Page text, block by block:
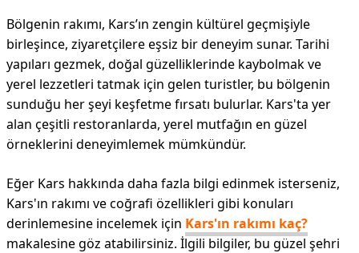
Bölgenin rakımı, Kars’ın zengin kültürel geçmişiyle
birleşince, ziyaretçilere eşsiz bir deneyim sunar. Tarihi
yapıları gezmek, doğal güzelliklerinde kaybolmak ve
yerel lezzetleri tatmak için gelen turistler, bu bölgenin
sunduğu her şeyi keşfetme fırsatı bulurlar. Kars'ta yer
alan çeşitli restoranlarda, yerel mutfağın en güzel
örneklerini deneyimlemek mümkündür.
Eğer Kars hakkında daha fazla bilgi edinmek isterseniz,
Kars'ın rakımı ve coğrafi özellikleri gibi konuları
derinlemesine incelemek için Kars'ın rakımı kaç?
makalesine göz atabilirsiniz. İlgili bilgiler, bu güzel şehri